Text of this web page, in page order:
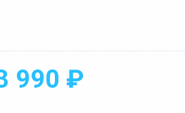
990 ₽